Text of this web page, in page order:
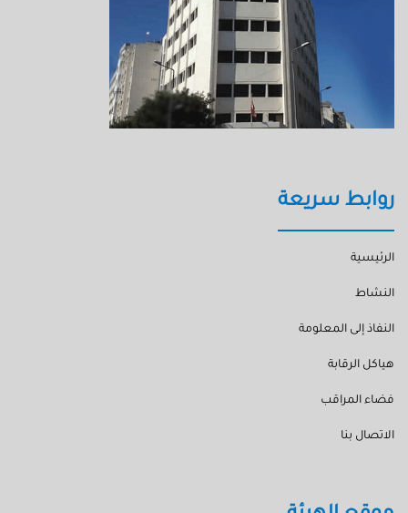
روابط سريعة
الرئيسية
النشاط
النفاذ إلى المعلومة
هياكل الرقابة
فضاء المراقب
الاتصال بنا